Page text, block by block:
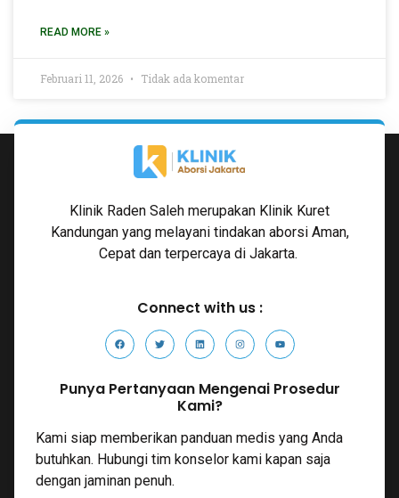
READ MORE »
Februari 11, 2026 Tidak ada komentar
Klinik Raden Saleh merupakan Klinik Kuret
Kandungan yang melayani tindakan aborsi Aman,
Cepat dan terpercaya di Jakarta.
Connect with us :
Punya Pertanyaan Mengenai Prosedur
Kami?
Kami siap memberikan panduan medis yang Anda
butuhkan. Hubungi tim konselor kami kapan saja
dengan jaminan penuh.